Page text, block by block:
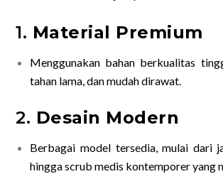
1. Material Premium
Menggunakan bahan berkualitas
tahan lama, dan mudah dirawat.
2. Desain Modern
Berbagai model tersedia, mulai dari
hingga scrub medis kontemporer yang